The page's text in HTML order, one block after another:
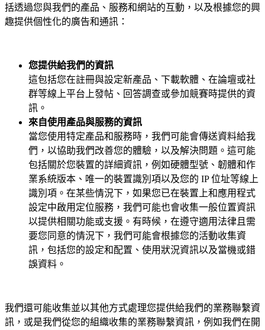
括透過您與我們的產品、服務和網站的互動，以及根據您的興
趣提供個性化的廣告和通訊：
您提供給我們的資訊
這包括您在註冊與設定新產品、下載軟體、在論壇或社
群等線上平台上發帖、回答調查或參加競賽時提供的資
訊。
來自使用產品與服務的資訊
當您使用特定產品和服務時，我們可能會傳送資料給我
們，以協助我們改善您的體驗，以及解決問題。這可能
包括關於您裝置的詳細資訊，例如硬體型號、韌體和作
業系統版本、唯一的裝置識別項以及您的 IP 位址等線上
識別項。在某些情況下，如果您已在裝置上和應用程式
設定中啟用定位服務，我們可能也會收集一般位置資訊
以提供相關功能或支援。有時候，在遵守適用法律且需
要您同意的情況下，我們可能會根據您的活動收集資
訊，包括您的設定和配置、使用狀況資訊以及當機或錯
誤資料。
我們還可能收集並以其他方式處理您提供給我們的業務聯繫資
訊，或是我們從您的組織收集的業務聯繫資訊，例如我們在開